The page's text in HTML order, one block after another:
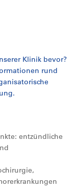
Klinik bevor?
rund
entzündliche